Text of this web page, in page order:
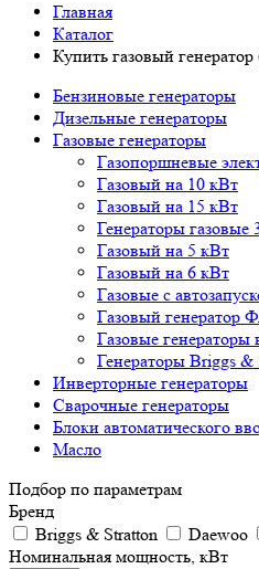
Главная
Каталог
Купить газовый
Бензиновые генераторы
Дизельные генераторы
Газовые генераторы
Газопоршневые
Газовый на 10 кВт
Газовый на 15 кВт
Генераторы газовые
Газовый на 5 кВт
Газовый на 6 кВт
Газовые с
Газовый генератор
Газовые генераторы
Генераторы Briggs &
Инверторные генераторы
Сварочные генераторы
Блоки автоматического
Масло
Подбор по параметрам
Бренд
Briggs & Stratton
Daewoo
Номинальная мощность, кВт